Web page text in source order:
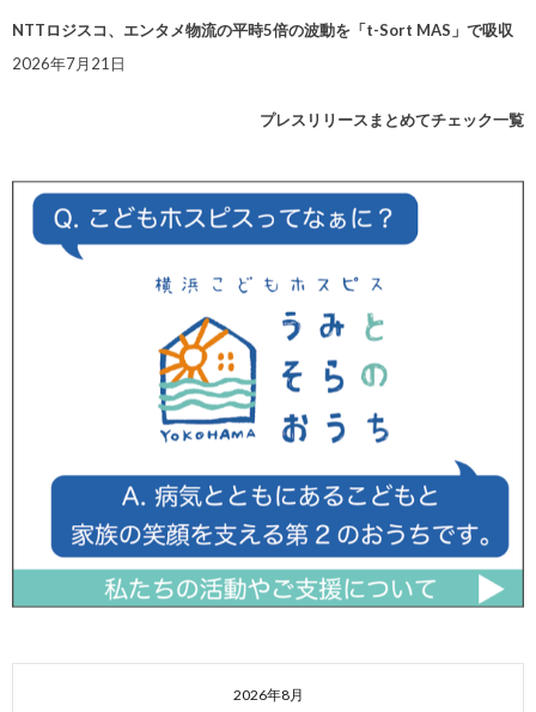
NTTロジスコ、エンタメ物流の平時5倍の波動を「t-Sort MAS」で吸収
2026年7月21日
プレスリリースまとめてチェック一覧
2026年8月